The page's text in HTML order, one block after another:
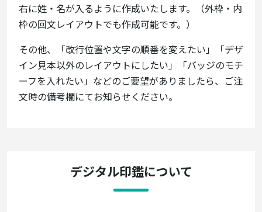
右に姓・名が入るように作成いたします。（外枠・内
枠の回文レイアウトでも作成可能です。）
その他、「改行位置や文字の順番を変えたい」「デザ
イン見本以外のレイアウトにしたい」「バッジのモチ
ーフを入れたい」などのご要望がありましたら、ご注
文時の備考欄にてお知らせください。
デジタル印鑑について